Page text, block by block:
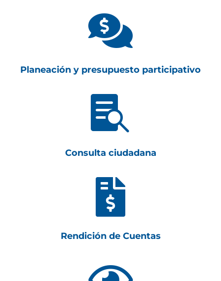

Planeación y presupuesto participativo

Consulta ciudadana

Rendición de Cuentas